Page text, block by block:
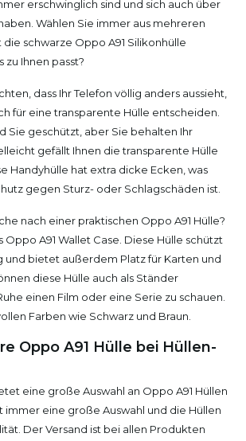
erschwinglich sind und sich auch über
Wählen Sie immer aus mehreren
die schwarze Oppo A91 Silikonhülle
zu Ihnen passt?
dass Ihr Telefon völlig anders aussieht,
für eine transparente Hülle entscheiden.
Sie geschützt, aber Sie behalten Ihr
gefällt Ihnen die transparente Hülle
Handyhülle hat extra dicke Ecken, was
gegen Sturz- oder Schlagschäden ist.
nach einer praktischen Oppo A91 Hülle?
Oppo A91 Wallet Case. Diese Hülle schützt
und bietet außerdem Platz für Karten und
diese Hülle auch als Ständer
einen Film oder eine Serie zu schauen.
Farben wie Schwarz und Braun.
Oppo A91 Hülle bei Hüllen-
eine große Auswahl an Oppo A91 Hüllen
immer eine große Auswahl und die Hüllen
Der Versand ist bei allen Produkten